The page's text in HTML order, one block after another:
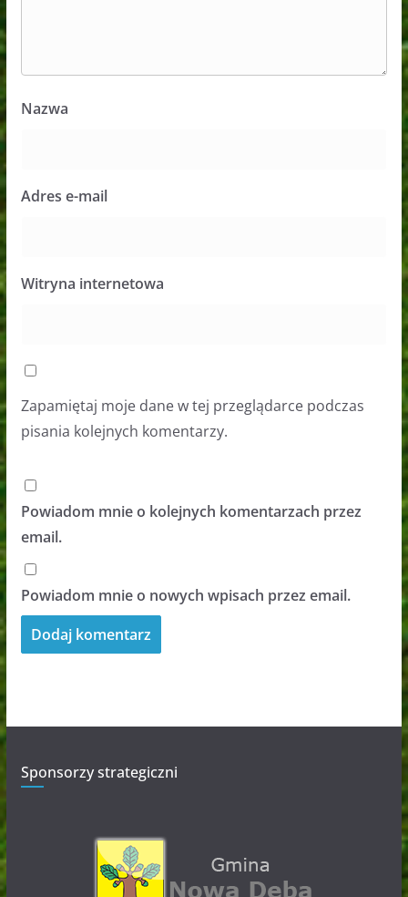
Nazwa
Adres e-mail
Witryna internetowa
Zapamiętaj moje dane w tej przeglądarce podczas
pisania kolejnych komentarzy.
Powiadom mnie o kolejnych komentarzach przez
email.
Powiadom mnie o nowych wpisach przez email.
Sponsorzy strategiczni